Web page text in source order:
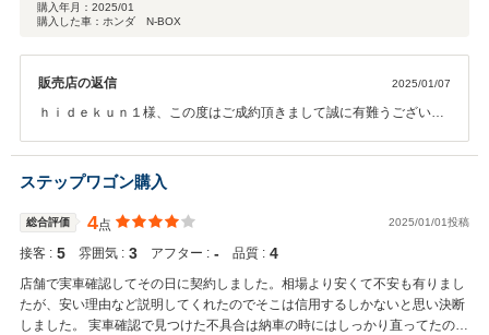
購入年月： 2025/01
購入した車：ホンダ N-BOX
販売店の返信 2025/01/07
ｈｉｄｅｋｕｎ１様、この度はご成約頂きまして誠に有難うございま
のご希望に沿うお車が見つかり、弊社スタッフ一同も嬉しい限りで御
座います。今後も末長いお付き合いを頂ければ幸いです。 この度は誠
に有難うございました。カーバンクライトスタッフ一同
ステップワゴン購入
総合評価 4点 2025/01/01投稿
接客 : 5 雰囲気 : 3 アフター : ‐ 品質 : 4
店舗で実車確認してその日に契約しました。相場より安くて不安も有りまし
たが、安い理由など説明してくれたのでそこは信用するしかないと思い決断
しました。 実車確認で見つけた不具合は納車の時にはしっかり直ってたので